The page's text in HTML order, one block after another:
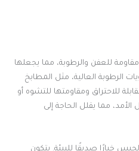
للعفن والرطوبة، مما يجعلها
الرطوبة العالية، مثل المطابخ
للاحتراق ومقاومتها للتشوه أو
مما يقلل الحاجة إلى
خيارًا صديقًا للبيئة. يتكون